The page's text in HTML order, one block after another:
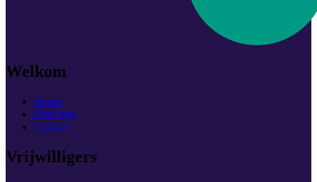
Welkom
Home
Over ons
Contact
Vrijwilligers